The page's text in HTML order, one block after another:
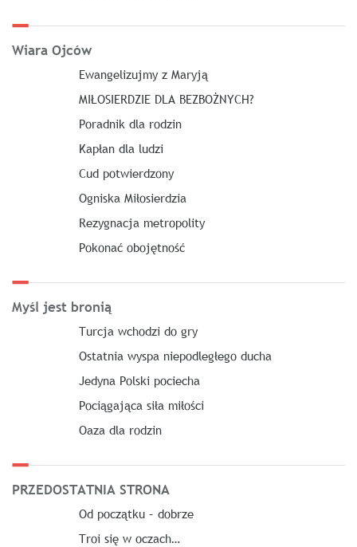
Wiara Ojców
Ewangelizujmy z Maryją
MIŁOSIERDZIE DLA BEZBOŻNYCH?
Poradnik dla rodzin
Kapłan dla ludzi
Cud potwierdzony
Ogniska Miłosierdzia
Rezygnacja metropolity
Pokonać obojętność
Myśl jest bronią
Turcja wchodzi do gry
Ostatnia wyspa niepodległego ducha
Jedyna Polski pociecha
Pociągająca siła miłości
Oaza dla rodzin
PRZEDOSTATNIA STRONA
Od początku – dobrze
Troi się w oczach…